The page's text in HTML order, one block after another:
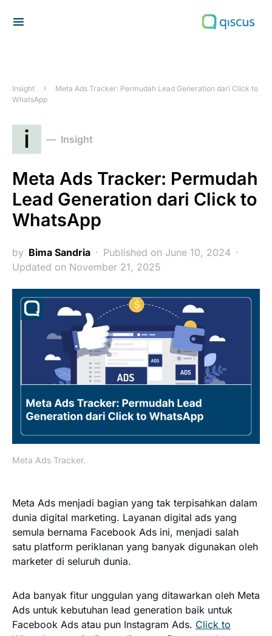
Insight
Meta Ads Tracker: Permudah Lead Generation dari Click to
WhatsApp
i Insight
Meta Ads Tracker: Permudah
Lead Generation dari Click to
WhatsApp
by Bima Sandria
Published on June 10, 2024
Updated on November 21, 2025
Meta Ads Tracker.
Meta Ads menjadi bagian yang tak terpisahkan dalam
dunia digital marketing. Layanan digital ads yang
semula bernama Facebook Ads ini, menjadi salah
satu platform periklanan yang banyak digunakan oleh
marketer di seluruh dunia.
Ada banyak fitur unggulan yang ditawarkan oleh Meta
Ads untuk kebutuhan lead generation baik untuk
Facebook Ads atau pun Instagram Ads. Click to